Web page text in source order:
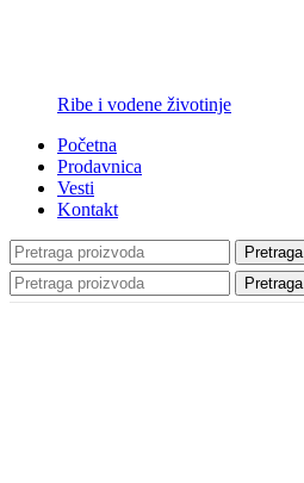
Ribe i vodene životinje
Početna
Prodavnica
Vesti
Kontakt
Pretraga
Pretraga